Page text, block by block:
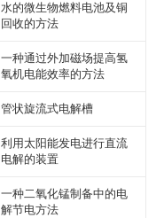
水的微生物燃料电池及铜
回收的方法
一种通过外加磁场提高氢
氧机电能效率的方法
管状旋流式电解槽
利用太阳能发电进行直流
电解的装置
一种二氧化锰制备中的电
解节电方法